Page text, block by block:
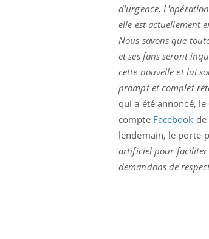
d'urgence.
elle est actuellement
Nous savons que
et ses fans seront
cette nouvelle et lui
prompt et complet
qui a été annoncé,
compte Facebook
lendemain, le porte-
artificiel pour faciliter
demandons de
Fortes chaleurs
pourquoi le
noyade